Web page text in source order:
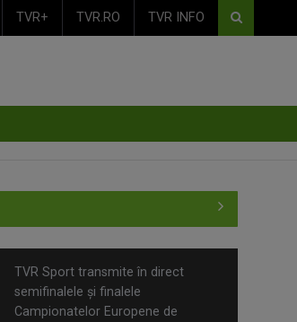
TVR+ TVR.RO TVR INFO
semifinalele și finalele
canotaj de la Varese
Inițiative pentru evitarea